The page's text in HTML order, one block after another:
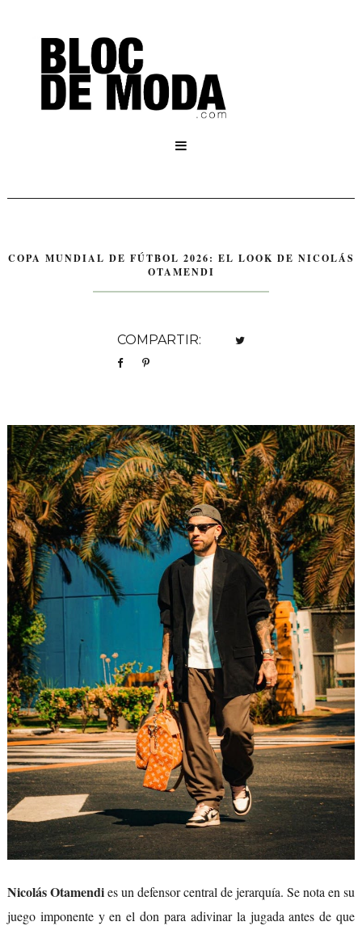

COPA MUNDIAL DE FÚTBOL 2026: EL LOOK DE NICOLÁS
OTAMENDI
COMPARTIR:
Nicolás Otamendies un defensor central de jerarquía. Se nota en su
juego imponente y en el don para adivinar la jugada antes de que